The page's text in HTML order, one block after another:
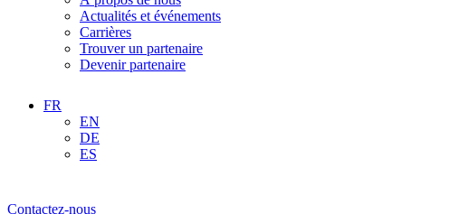
Actualités et événements
Carrières
Trouver un partenaire
Devenir partenaire
FR
EN
DE
ES
Contactez-nous